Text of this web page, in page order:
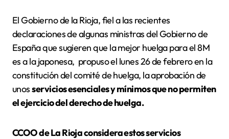
El Gobierno de la Rioja,fiel a las recientes
declaraciones de algunas ministras del Gobierno de
España que sugieren que la mejor huelga para el 8M
es a la japonesa, propuso el lunes 26 de febrero en la
constitución del comité de huelga, la aprobación de
unosservicios esenciales y mínimos que no permiten
el ejercicio del derecho de huelga.
CCOO de La Rioja considera estos servicios